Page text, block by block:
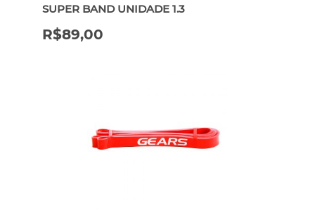
SUPER BAND UNIDADE 1.3
R$89,00